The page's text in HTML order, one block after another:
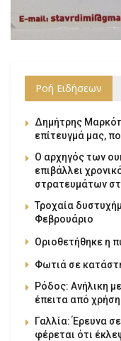
Ροή Ειδήσεων
Δημήτρης
επίτευγμά μας,
Ο αρχηγός των
επιβάλλει
στρατευμάτων
Τροχαία
Φεβρουάριο
Οριοθετήθηκε η
Φωτιά σε
Ρόδος: Ανήλικη
έπειτα από
Γαλλία: Έρευνα
φέρεται ότι